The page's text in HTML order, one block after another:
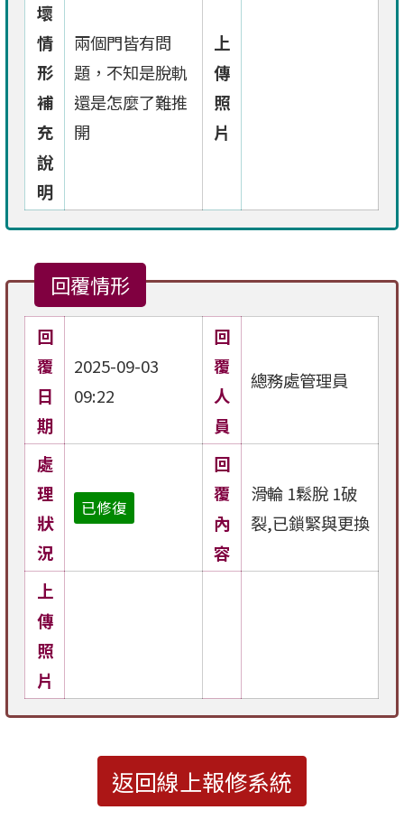
壞
情
形
補
充
說
明
兩個門皆有問
題，不知是脫軌
還是怎麼了難推
開
上
傳
照
片
回覆情形
回
覆
日
期
2025-09-03
09:22
回
覆
人
員
總務處管理員
處
理
狀
況
已修復
回
覆
內
容
滑輪 1鬆脫 1破
裂,已鎖緊與更換
上
傳
照
片
返回線上報修系統